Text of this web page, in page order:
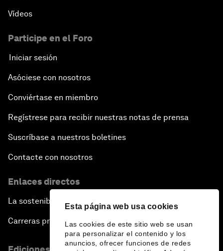
Esta página web usa cookies
Las cookies de este sitio web se usan
para personalizar el contenido y los
anuncios, ofrecer funciones de redes
Vídeos
Participe en el Foro
Iniciar sesión
Asóciese con nosotros
Conviértase en miembro
Regístrese para recibir nuestras notas de prensa
Suscríbase a nuestros boletines
Contacte con nosotros
Enlaces directos
La sostenibilidad en el Foro
Carreras profesionales